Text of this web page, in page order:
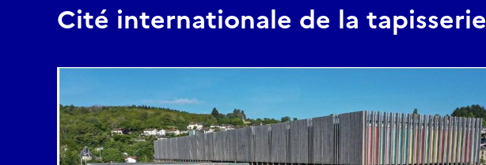
Cité internationale de la tapisserie